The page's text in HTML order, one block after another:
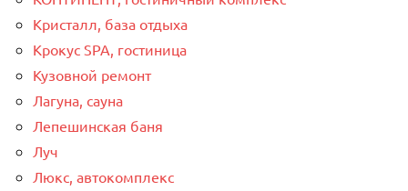
Кристалл, база отдыха
Крокус SPA, гостиница
Кузовной ремонт
Лагуна, сауна
Лепешинская баня
Луч
Люкс, автокомплекс